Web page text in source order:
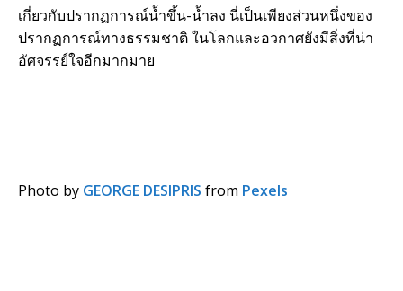
เกี่ยวกับปรากฏการณ์น้ำขึ้น-น้ำลง นี่เป็นเพียงส่วนหนึ่งของ
ปรากฏการณ์ทางธรรมชาติ ในโลกและอวกาศยังมีสิ่งที่น่า
อัศจรรย์ใจอีกมากมาย
Photo by GEORGE DESIPRIS from Pexels